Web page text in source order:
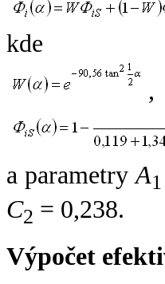
kde
,
a parametryA1
C2 = 0,238.
Výpočet